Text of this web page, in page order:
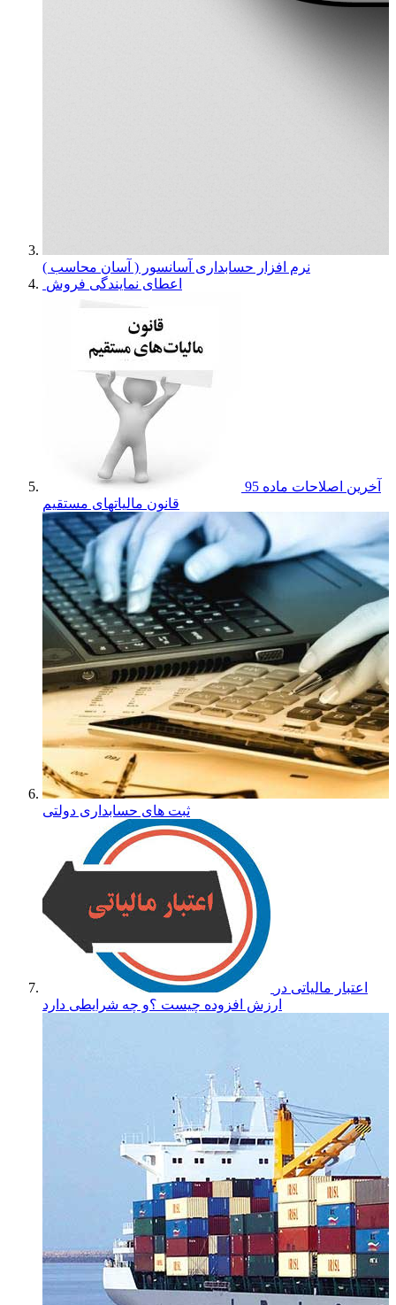
نرم افزار حسابداری آسانسور ( آسان محاسب )
اعطای نمایندگی فروش
آخرین اصلاحات ماده 95
قانون مالیاتهای مستقیم
ثبت های حسابداری دولتی
اعتبار مالیاتی در
ارزش افزوده چیست ؟و چه شرایطی دارد